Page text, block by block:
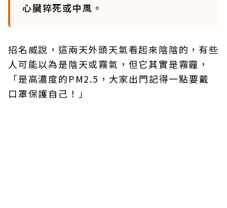
心臟猝死或中風。
招名威說，這兩天外頭天氣看起來陰陰的，有些
人可能以為是陰天或霧氣，但它其實是霧霾，
「是高濃度的PM2.5，大家出門記得一點要戴
口罩保護自己！」